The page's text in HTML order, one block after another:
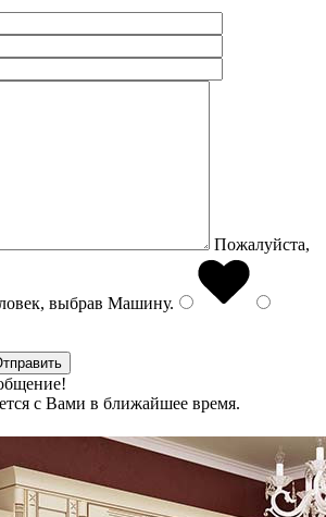
Пожалуйста,
выбрав Машину.
с Вами в ближайшее время.